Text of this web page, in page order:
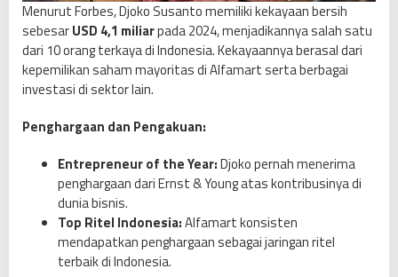
Menurut Forbes, Djoko Susanto memiliki kekayaan bersih
sebesarUSD 4,1 miliarpada 2024, menjadikannya salah satu
dari 10 orang terkaya di Indonesia. Kekayaannya berasal dari
kepemilikan saham mayoritas di Alfamart serta berbagai
investasi di sektor lain.
Penghargaan dan Pengakuan:
Entrepreneur of the Year:Djoko pernah menerima
penghargaan dari Ernst & Young atas kontribusinya di
dunia bisnis.
Top Ritel Indonesia:Alfamart konsisten
mendapatkan penghargaan sebagai jaringan ritel
terbaik di Indonesia.